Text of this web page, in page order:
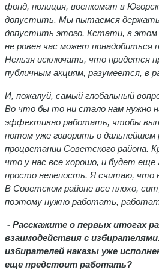
фонд, полиция, военкомат в
допустить. Мы пытаемся держать
допустить этого. Кстати, в этом
не ровен час может понадобиться
Нельзя исключать, что придется
публичным акциям, разумеется, в
И, пожалуй, самый глобальный
Во что бы то ни стало нам нужно
эффективно работать, чтобы
потом уже говорить о дальнейшем
процветании Советского района.
что у нас все хорошо, и будет
просто нелепость. Я считаю, что
В Советском районе все плохо,
поэтому нужно работать,
- Расскажите о первых итогах
взаимодействия с
избирателей наказы уже
еще предстоит работать?